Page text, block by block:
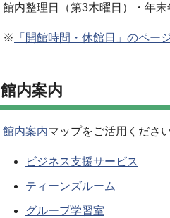
館内整理日（第3木曜日）・年
※ 「開館時間・休館日」のペー
館内案内
館内案内マップをご活用ください
ビジネス支援サービス
ティーンズルーム
グループ学習室